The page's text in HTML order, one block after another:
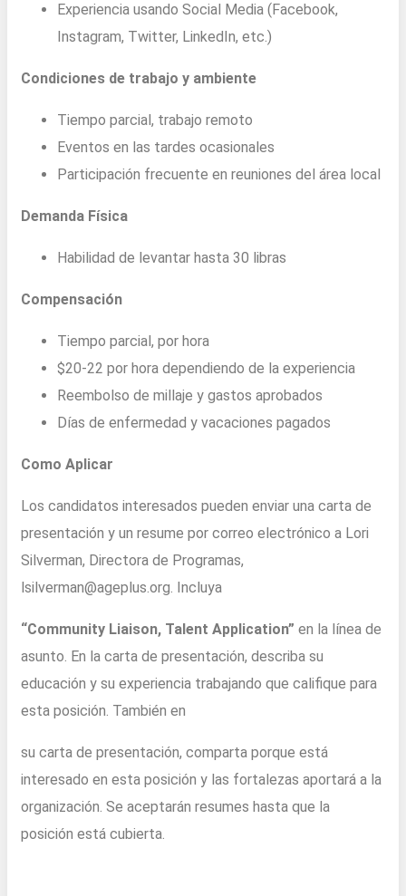
Experiencia usando Social Media (Facebook,
Instagram, Twitter, LinkedIn, etc.)
Condiciones de trabajo y ambiente
Tiempo parcial, trabajo remoto
Eventos en las tardes ocasionales
Participación frecuente en reuniones del área local
Demanda Física
Habilidad de levantar hasta 30 libras
Compensación
Tiempo parcial, por hora
$20-22 por hora dependiendo de la experiencia
Reembolso de millaje y gastos aprobados
Días de enfermedad y vacaciones pagados
Como Aplicar
Los candidatos interesados pueden enviar una carta de
presentación y un resume por correo electrónico a Lori
Silverman, Directora de Programas,
lsilverman@ageplus.org. Incluya
“Community Liaison, Talent Application” en la línea de
asunto. En la carta de presentación, describa su
educación y su experiencia trabajando que califique para
esta posición. También en
su carta de presentación, comparta porque está
interesado en esta posición y las fortalezas aportará a la
organización. Se aceptarán resumes hasta que la
posición está cubierta.